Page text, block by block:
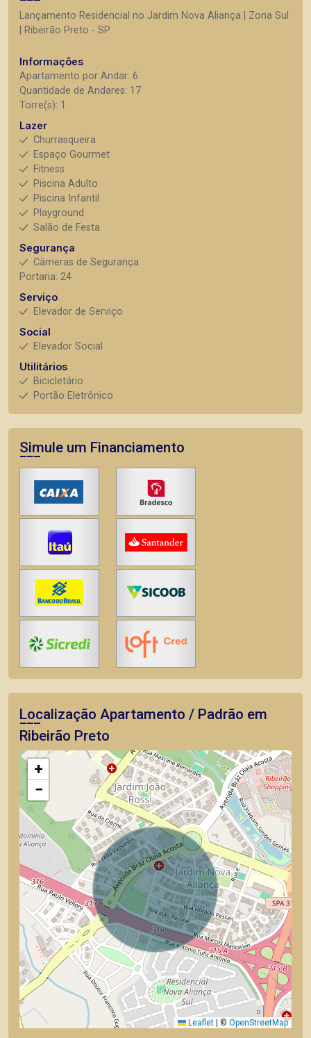
Lançamento Residencial no Jardim Nova Aliança | Zona Sul
| Ribeirão Preto - SP
Informações
Apartamento por Andar: 6
Quantidade de Andares: 17
Torre(s): 1
Lazer
Churrasqueira
Espaço Gourmet
Fitness
Piscina Adulto
Piscina Infantil
Playground
Salão de Festa
Segurança
Câmeras de Segurança
Portaria: 24
Serviço
Elevador de Serviço
Social
Elevador Social
Utilitários
Bicicletário
Portão Eletrônico
Simule um Financiamento
Localização Apartamento / Padrão em
Ribeirão Preto
+
−
Leaflet © OpenStreetMap